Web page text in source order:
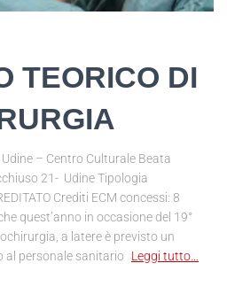
TEORICO DI
– Centro Culturale Beata
21- Udine Tipologia
Crediti ECM concessi: 8
quest’anno in occasione del 19°
a latere è previsto un
personale sanitario
Leggi tutto…